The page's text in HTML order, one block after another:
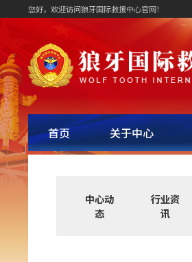
您好，欢迎访问狼牙国际救援中心官网！
首页 关于中心
中心动
态
行业资
讯